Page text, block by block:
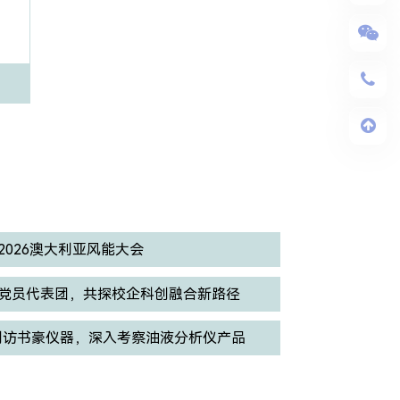
澳大利亚风能大会
员代表团，共探校企科创融合新路径
书豪仪器，深入考察油液分析仪产品